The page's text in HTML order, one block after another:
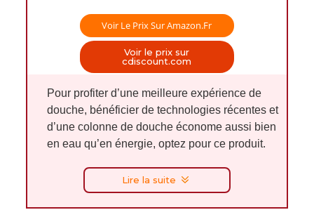
Voir Le Prix Sur Amazon.fr
Voir le prix sur
cdiscount.com
Pour profiter d’une meilleure expérience de
douche, bénéficier de technologies récentes et
d’une colonne de douche économe aussi bien
en eau qu’en énergie, optez pour ce produit.
Lire la suite